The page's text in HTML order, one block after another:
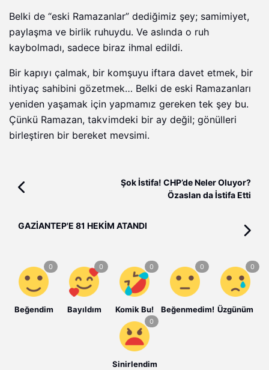
Belki de “eski Ramazanlar” dediğimiz şey; samimiyet,
paylaşma ve birlik ruhuydu. Ve aslında o ruh
kaybolmadı, sadece biraz ihmal edildi.
Bir kapıyı çalmak, bir komşuyu iftara davet etmek, bir
ihtiyaç sahibini gözetmek… Belki de eski Ramazanları
yeniden yaşamak için yapmamız gereken tek şey bu.
Çünkü Ramazan, takvimdeki bir ay değil; gönülleri
birleştiren bir bereket mevsimi.
Şok İstifa! CHP’de Neler Oluyor?
Özaslan da İstifa Etti
GAZİANTEP'E 81 HEKİM ATANDI
Beğendim Bayıldım Komik Bu! Beğenmedim! Üzgünüm
Sinirlendim